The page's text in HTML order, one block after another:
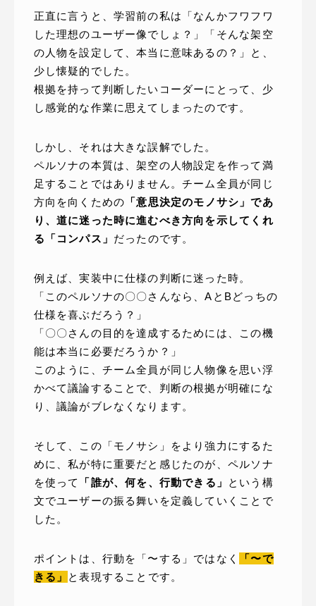
正直に言うと、学習前の私は「なんかフワフワ
した理想のユーザー像でしょ？」「そんな架空
の人物を設定して、本当に意味あるの？」と、
少し懐疑的でした。
根拠を持って判断したいコーダーにとって、少
し感覚的な作業に思えてしまったのです。
しかし、それは大きな誤解でした。
ペルソナの本質は、架空の人物設定を作って満
足することではありません。チーム全員が同じ
方向を向くための 「意思決定のモノサシ」であ
り、道に迷った時に進むべき方向を示してくれ
る「コンパス」 だったのです。
例えば、実装中に仕様の判断に迷った時。
「このペルソナの〇〇さんなら、AとBどっちの
仕様を喜ぶだろう？」
「〇〇さんの目的を達成するためには、この機
能は本当に必要だろうか？」
このように、チーム全員が同じ人物像を思い浮
かべて議論することで、判断の根拠が明確にな
り、議論がブレなくなります。
そして、この「モノサシ」をより強力にするた
めに、私が特に重要だと感じたのが、ペルソナ
を使って
「誰が、何を、行動できる」
という構
文でユーザーの振る舞いを定義していくことで
した。
ポイントは、行動を「〜する」ではなく
「〜で
きる」
と表現することです。